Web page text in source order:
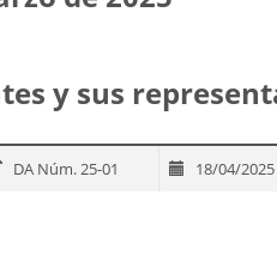
y sus
DA Núm. 25-01 18/04/2025